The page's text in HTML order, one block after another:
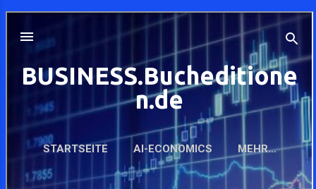
transformiert auch das Nutzererlebnis,
indem sie auf individuelle Bedürfnisse
eingeht und personalisierte Lösungen
bietet. Die Analyse großer Datenmengen
aus unterschiedlichen Quellen, wie
Verkehrsfluss- und Nutzerverhalten, kann
Städte intelligenter machen. Durch die
Auswertung von Transportdaten können
Verkehrsengpässe vorhergesagt und
alternative Routen in Echtzeit
vorgeschlagen werden. Das sorgt nicht nur